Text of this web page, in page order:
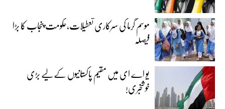
موسم گرما کی سرکاری تعطیلات،حکومت پنجاب کا بڑا
فیصلہ
یو اے ای میں مقیم پاکستانیوں کے لیے بڑی
خوشخبری!